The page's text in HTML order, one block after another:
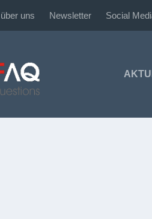
uns Newsletter Social